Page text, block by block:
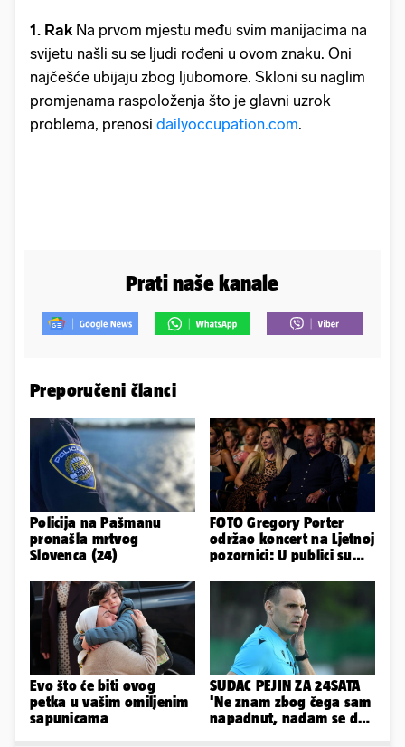
1. Rak Na prvom mjestu među svim manijacima na
svijetu našli su se ljudi rođeni u ovom znaku. Oni
najčešće ubijaju zbog ljubomore. Skloni su naglim
promjenama raspoloženja što je glavni uzrok
problema, prenosi dailyoccupation.com.
Prati naše kanale
Preporučeni članci
Policija na Pašmanu
pronašla mrtvog
Slovenca (24)
FOTO Gregory Porter
održao koncert na Ljetnoj
pozornici: U publici su
Evo što će biti ovog
petka u vašim omiljenim
sapunicama
SUDAC PEJIN ZA 24SATA
'Ne znam zbog čega sam
napadnut, nadam se da